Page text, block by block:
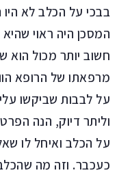
בבכי על הכלב לא היו
המסכן היה ראוי
חשוב יותר מכול הוא
מרפאתו של הרופא
על לבבות שביקשו
וליתר דיוק, הנה
על הכלב ואיחל לו
כעכבר. וזה מה